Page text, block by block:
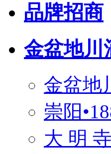
品牌招商
金盆地川
金盆地
崇阳
大 明 寺